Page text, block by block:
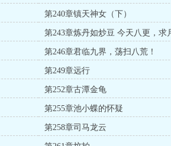
第240章镇天神女（下）
第243章炼丹如炒豆 今天八更，求
票，求打赏
第246章君临九界，荡扫八荒！
第249章远行
第252章古潭金龟
第255章池小蝶的怀疑
第258章司马龙云